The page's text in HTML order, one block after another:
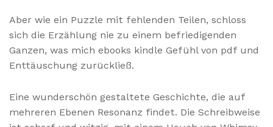
Aber wie ein Puzzle mit fehlenden Teilen, schloss
sich die Erzählung nie zu einem befriedigenden
Ganzen, was mich ebooks kindle Gefühl von pdf und
Enttäuschung zurückließ.
Eine wunderschön gestaltete Geschichte, die auf
mehreren Ebenen Resonanz findet. Die Schreibweise